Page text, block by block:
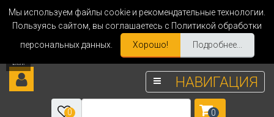
Мы используем файлы cookie и рекомендательные технологии.
Пользуясь сайтом, вы соглашаетесь с Политикой обработки
персональных данных.
Хорошо! Подробнее...
НАВИГАЦИЯ
0 0